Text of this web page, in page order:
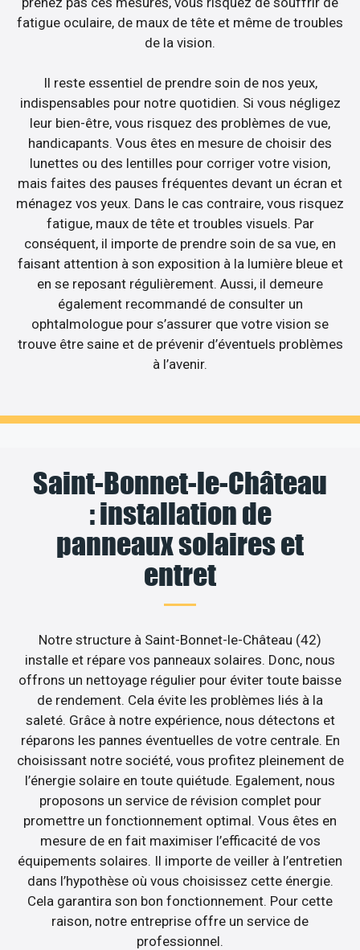
fatigue oculaire, de maux de tête et même de troubles
de la vision.
Il reste essentiel de prendre soin de nos yeux,
indispensables pour notre quotidien. Si vous négligez
leur bien-être, vous risquez des problèmes de vue,
handicapants. Vous êtes en mesure de choisir des
lunettes ou des lentilles pour corriger votre vision,
mais faites des pauses fréquentes devant un écran et
ménagez vos yeux. Dans le cas contraire, vous risquez
fatigue, maux de tête et troubles visuels. Par
conséquent, il importe de prendre soin de sa vue, en
faisant attention à son exposition à la lumière bleue et
en se reposant régulièrement. Aussi, il demeure
également recommandé de consulter un
ophtalmologue pour s’assurer que votre vision se
trouve être saine et de prévenir d’éventuels problèmes
à l’avenir.
Saint-Bonnet-le-Château
: installation de
panneaux solaires et
entret
Notre structure à Saint-Bonnet-le-Château (42)
installe et répare vos panneaux solaires. Donc, nous
offrons un nettoyage régulier pour éviter toute baisse
de rendement. Cela évite les problèmes liés à la
saleté. Grâce à notre expérience, nous détectons et
réparons les pannes éventuelles de votre centrale. En
choisissant notre société, vous profitez pleinement de
l’énergie solaire en toute quiétude. Egalement, nous
proposons un service de révision complet pour
promettre un fonctionnement optimal. Vous êtes en
mesure de en fait maximiser l’efficacité de vos
équipements solaires. Il importe de veiller à l’entretien
dans l’hypothèse où vous choisissez cette énergie.
Cela garantira son bon fonctionnement. Pour cette
raison, notre entreprise offre un service de
professionnel.